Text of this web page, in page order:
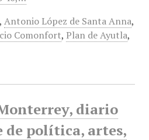
Antonio López de Santa Anna,
Comonfort, Plan de Ayutla,
diario
de política, artes,